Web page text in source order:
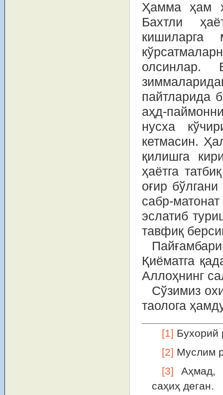
Ҳамма ҳам
Бахтли
кишиларга
олсинлар.
пайтларида
аҳд-
нусха
кетмасин.
қилишга
ҳаётга
оғир
сабр-
эслатиб
тавфиқ
Қиёматга
Аллоҳнинг
Сўзимиз
таолога
[1] Бухорий
[2] Муслим
[3] Аҳмад,
саҳиҳ деган.